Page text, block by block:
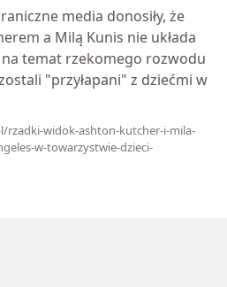
media donosiły, że
a Milą Kunis nie układa
temat rzekomego rozwodu
"przyłapani" z dziećmi w
rzadki-widok-ashton-kutcher-i-mila-
w-towarzystwie-dzieci-